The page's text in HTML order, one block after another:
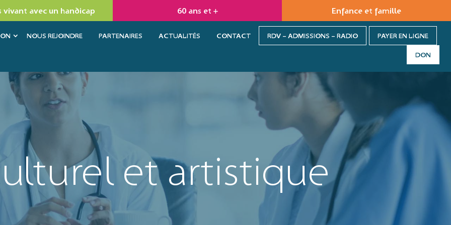
vivant avec un handicap 60 ans et + Enfance et famille
NOUS REJOINDRE PARTENAIRES ACTUALITÉS CONTACT RDV – ADMISSIONS – RADIO PAYER EN LIGNE
DON
et artistique